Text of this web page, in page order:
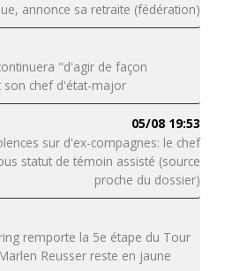
annonce sa retraite (fédération)
"d'agir de façon
son chef d'état-major
05/08 19:53
sur d'ex-compagnes: le chef
statut de témoin assisté (source
proche du dossier)
remporte la 5e étape du Tour
Reusser reste en jaune